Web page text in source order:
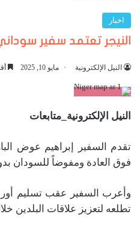
اخبار
النيجر تعتمد سفير
النيل الإلكترونية مايو 10, 2025
النيل الإلكترونية_متابعات
تقدم السفير إبراهيم عوض
فوق العادة ومفوضاً للسودان
وأعرب السفير عقب تسليم
تطلعه لتعزيز علاقات البلدين